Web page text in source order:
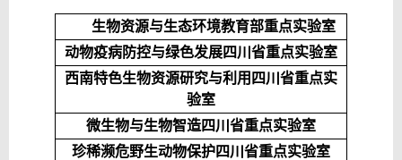
生物资源与生态环境教育部重点实验室
动物疫病防控与绿色发展四川省重点实验室
西南特色生物资源研究与利用四川省重点实
验室
微生物与生物智造四川省重点实验室
珍稀濒危野生动物保护四川省重点实验室